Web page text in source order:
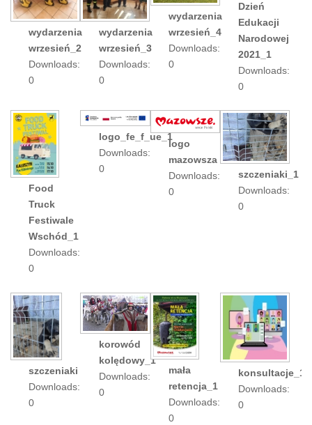
wydarzenia
wrzesień_2
Downloads:
0
wydarzenia
wrzesień_3
Downloads:
0
wydarzenia
wrzesień_4
Downloads:
0
Dzień
Edukacji
Narodowej
2021_1
Downloads:
0
Food
Truck
Festiwale
Wschód_1
Downloads:
0
logo_fe_f_ue_1
Downloads:
0
logo
mazowsza
Downloads:
0
szczeniaki_1
Downloads:
0
szczeniaki
Downloads:
0
korowód
kolędowy_1
Downloads:
0
mała
retencja_1
Downloads:
0
konsultacje_1
Downloads:
0